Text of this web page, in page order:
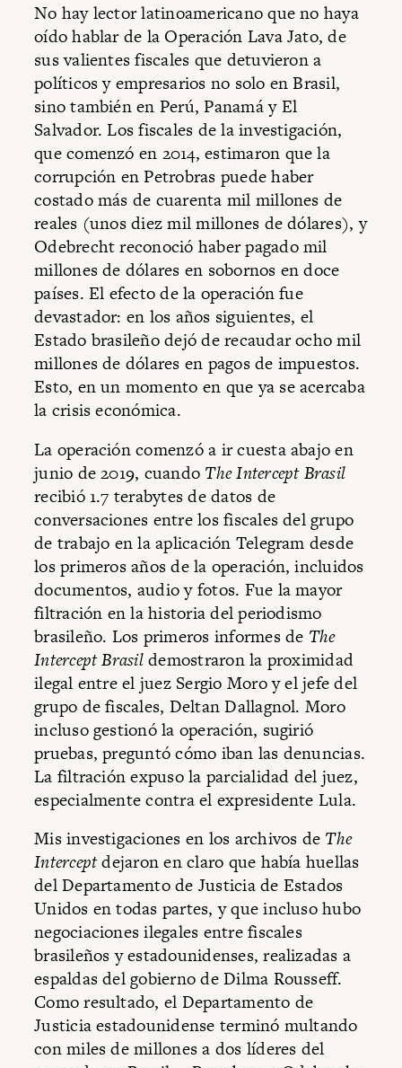
No hay lector latinoamericano que no haya
oído hablar de la Operación Lava Jato, de
sus valientes fiscales que detuvieron a
políticos y empresarios no solo en Brasil,
sino también en Perú, Panamá y El
Salvador. Los fiscales de la investigación,
que comenzó en 2014, estimaron que la
corrupción en Petrobras puede haber
costado más de cuarenta mil millones de
reales (unos diez mil millones de dólares), y
Odebrecht reconoció haber pagado mil
millones de dólares en sobornos en doce
países. El efecto de la operación fue
devastador: en los años siguientes, el
Estado brasileño dejó de recaudar ocho mil
millones de dólares en pagos de impuestos.
Esto, en un momento en que ya se acercaba
la crisis económica.
La operación comenzó a ir cuesta abajo en
junio de 2019, cuando The Intercept Brasil
recibió 1.7 terabytes de datos de
conversaciones entre los fiscales del grupo
de trabajo en la aplicación Telegram desde
los primeros años de la operación, incluidos
documentos, audio y fotos. Fue la mayor
filtración en la historia del periodismo
brasileño. Los primeros informes de The
Intercept Brasildemostraron la proximidad
ilegal entre el juez Sergio Moro y el jefe del
grupo de fiscales, Deltan Dallagnol. Moro
incluso gestionó la operación, sugirió
pruebas, preguntó cómo iban las denuncias.
La filtración expuso la parcialidad del juez,
especialmente contra el expresidente Lula.
Mis investigaciones en los archivos de The
Interceptdejaron en claro que había huellas
del Departamento de Justicia de Estados
Unidos en todas partes, y que incluso hubo
negociaciones ilegales entre fiscales
brasileños y estadounidenses, realizadas a
espaldas del gobierno de Dilma Rousseff.
Como resultado, el Departamento de
Justicia estadounidense terminó multando
con miles de millones a dos líderes del